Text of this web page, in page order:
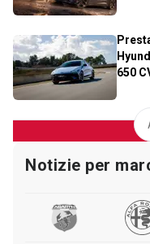
650
Notizie per